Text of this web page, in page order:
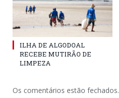
ILHA DE ALGODOAL
RECEBE MUTIRÃO DE
LIMPEZA
Os comentários estão fechados.